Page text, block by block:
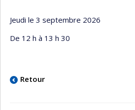
Jeudi le 3 septembre 2026
De 12 h à 13 h 30
Retour